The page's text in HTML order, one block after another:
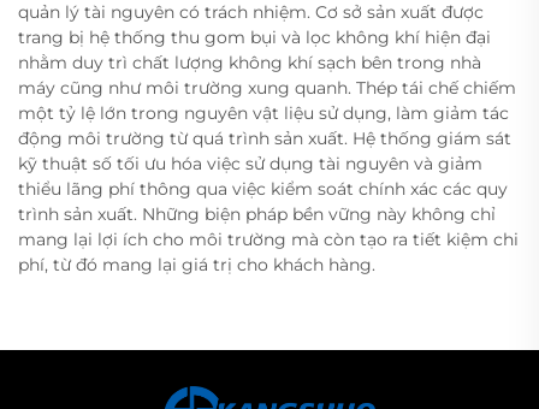
quản lý tài nguyên có trách nhiệm. Cơ sở sản xuất được
trang bị hệ thống thu gom bụi và lọc không khí hiện đại
nhằm duy trì chất lượng không khí sạch bên trong nhà
máy cũng như môi trường xung quanh. Thép tái chế chiếm
một tỷ lệ lớn trong nguyên vật liệu sử dụng, làm giảm tác
động môi trường từ quá trình sản xuất. Hệ thống giám sát
kỹ thuật số tối ưu hóa việc sử dụng tài nguyên và giảm
thiểu lãng phí thông qua việc kiểm soát chính xác các quy
trình sản xuất. Những biện pháp bền vững này không chỉ
mang lại lợi ích cho môi trường mà còn tạo ra tiết kiệm chi
phí, từ đó mang lại giá trị cho khách hàng.